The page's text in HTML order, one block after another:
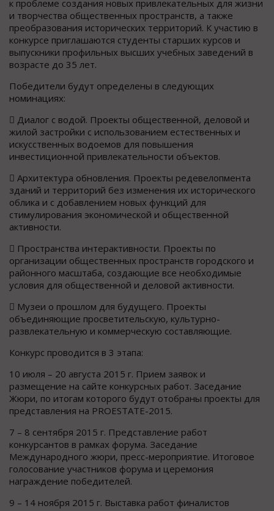
к проблеме создания новых привлекательных для жизни
и творчества общественных пространств, а также
преобразования исторических территорий. К участию в
конкурсе приглашаются студенты старших курсов и
выпускники профильных высших учебных заведений в
возрасте до 35 лет.
Победители будут определены в следующих
номинациях:
​ Диалог с водой. Проекты общественной, деловой и
жилой застройки с использованием естественных и
искусственных водоемов для повышения
инвестиционной привлекательности объектов.
​ Архитектура обновления. Проекты редевелопмента
зданий и территорий без изменения их исторического
облика и с добавлением новых функций для
стимулирования экономической и общественной
активности.
​ Пространства интерактивности. Проекты по
организации общественных пространств городского и
районного масштаба, создающие все необходимые
условия для общественной и деловой активности.
​ Музеи о прошлом для будущего. Проекты
объединяющие просветительскую, культурно-
развлекательную и коммерческую составляющие.
Конкурс проводится в 3 этапа:
10 июля – 20 августа 2015 г. Прием заявок и
размещение на сайте конкурсных работ. Заседание
Жюри, по итогам которого будут отобраны проекты для
представления на PROESTATE-2015.
7 – 8 сентября 2015 г. Представление работ
конкурсантов в рамках форума. Заседание
Международного жюри, пресс-мероприятие. Итоговое
голосование участников форума и церемония
награждение победителей.
9 – 14 ноября 2015 г. Выставка работ финалистов